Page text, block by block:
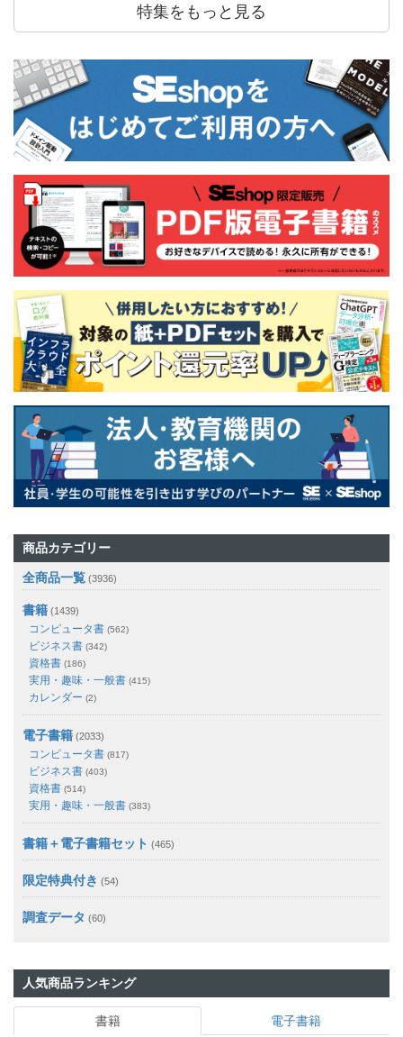
特集をもっと見る
商品カテゴリー
全商品一覧 (3936)
書籍 (1439)
コンピュータ書 (562)
ビジネス書 (342)
資格書 (186)
実用・趣味・一般書 (415)
カレンダー (2)
電子書籍 (2033)
コンピュータ書 (817)
ビジネス書 (403)
資格書 (514)
実用・趣味・一般書 (383)
書籍＋電子書籍セット (465)
限定特典付き (54)
調査データ (60)
人気商品ランキング
書籍 電子書籍